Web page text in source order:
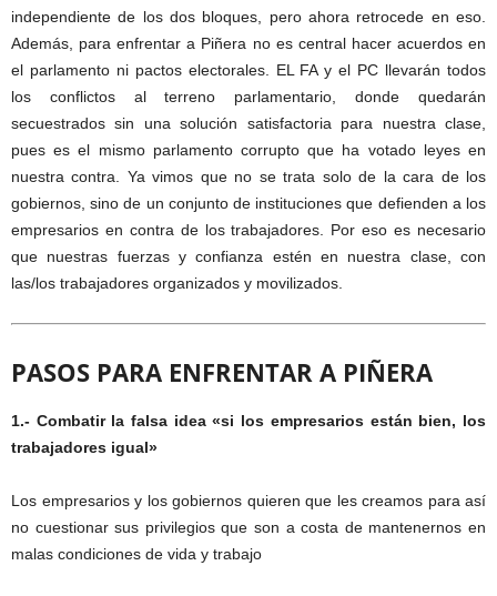
independiente de los dos bloques, pero ahora retrocede en eso.
Además, para enfrentar a Piñera no es central hacer acuerdos en
el parlamento ni pactos electorales. EL FA y el PC llevarán todos
los conflictos al terreno parlamentario, donde quedarán
secuestrados sin una solución satisfactoria para nuestra clase,
pues es el mismo parlamento corrupto que ha votado leyes en
nuestra contra. Ya vimos que no se trata solo de la cara de los
gobiernos, sino de un conjunto de instituciones que defienden a los
empresarios en contra de los trabajadores. Por eso es necesario
que nuestras fuerzas y confianza estén en nuestra clase, con
las/los trabajadores organizados y movilizados.
PASOS PARA ENFRENTAR A PIÑERA
1.- Combatir la falsa idea «si los empresarios están bien, los
trabajadores igual»
Los empresarios y los gobiernos quieren que les creamos para así
no cuestionar sus privilegios que son a costa de mantenernos en
malas condiciones de vida y trabajo